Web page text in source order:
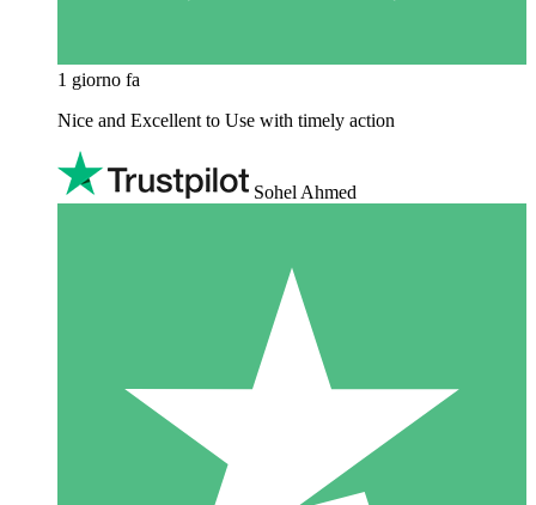
1 giorno fa
Nice and Excellent to Use with timely action
Sohel Ahmed